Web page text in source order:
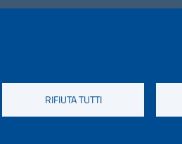
RIFIUTA TUTTI